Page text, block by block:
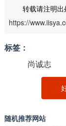
转载请注明出
https://
标签：
尚诚志
随机推荐网站